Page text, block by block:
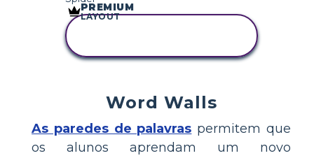
PREMIUM
LAYOUT
Word Walls
As paredes de palavras permitem que
os alunos aprendam um novo